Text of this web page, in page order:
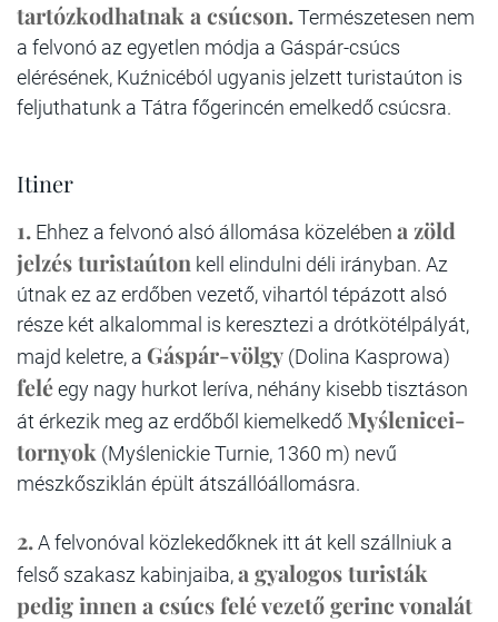
tartózkodhatnak a csúcson.Természetesen nem
a felvonó az egyetlen módja a Gáspár-csúcs
elérésének, Kuźnicéból ugyanis jelzett turistaúton is
feljuthatunk a Tátra főgerincén emelkedő csúcsra.
Itiner
1. Ehhez a felvonó alsó állomása közelében a zöld
jelzés turistaúton kell elindulni déli irányban. Az
útnak ez az erdőben vezető, vihartól tépázott alsó
része két alkalommal is keresztezi a drótkötélpályát,
majd keletre, a Gáspár-völgy (Dolina Kasprowa)
feléegy nagy hurkot leríva, néhány kisebb tisztáson
át érkezik meg az erdőből kiemelkedő Myślenicei-
tornyok (Myślenickie Turnie, 1360 m) nevű
mészkősziklán épült átszállóállomásra.
2.A felvonóval közlekedőknek itt át kell szállniuk a
felső szakasz kabinjaiba,a gyalogos turisták
pedig innen a csúcs felé vezető gerinc vonalát